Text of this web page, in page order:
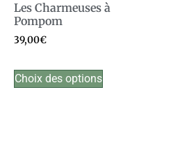
Les Charmeuses à
Pompom
39,00€
Choix des options